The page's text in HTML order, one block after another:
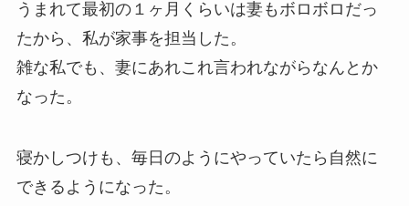
うまれて最初の１ヶ月くらいは妻もボロボロだっ
たから、私が家事を担当した。
雑な私でも、妻にあれこれ言われながらなんとか
なった。
寝かしつけも、毎日のようにやっていたら自然に
できるようになった。